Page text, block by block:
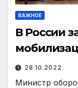
ВАЖНОЕ
В России
28.10.2022
Министр